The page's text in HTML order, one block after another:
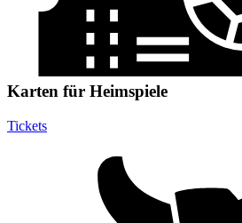
Karten für Heimspiele
Tickets